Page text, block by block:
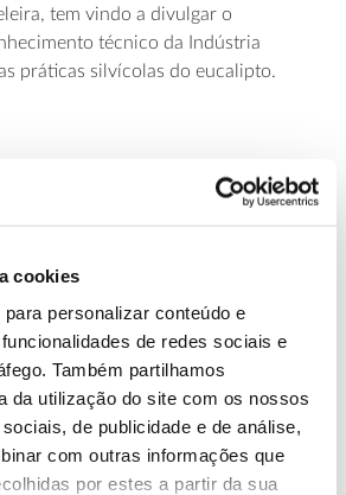
cookies
personalizar conteúdo e
de redes sociais e
Também partilhamos
da utilização do site com os nossos
de publicidade e de análise,
com outras informações que
por estes a partir da sua
tem vindo a divulgar o
técnico da Indústria
práticas silvícolas do eucalipto.
melhoria da gestão das plantações
as mais rentáveis e
pela Indústria Papeleira através
partilha de informação e